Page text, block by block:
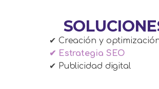
✔ Creación y
✔ Estrategia SEO
✔ Publicidad digital